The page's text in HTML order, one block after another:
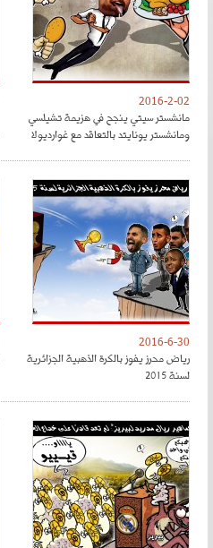
2016-2-02
مانشستر سيتي ينجح في هزيمة تشيلسي
ومانشستر يونايتد بالتعاقد مع غوارديولا
2016-6-30
رياض محرز يفوز بالكرة الذهبية الجزائرية
لسنة 2015